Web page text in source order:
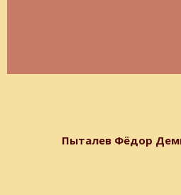
Пыталев Фёдор